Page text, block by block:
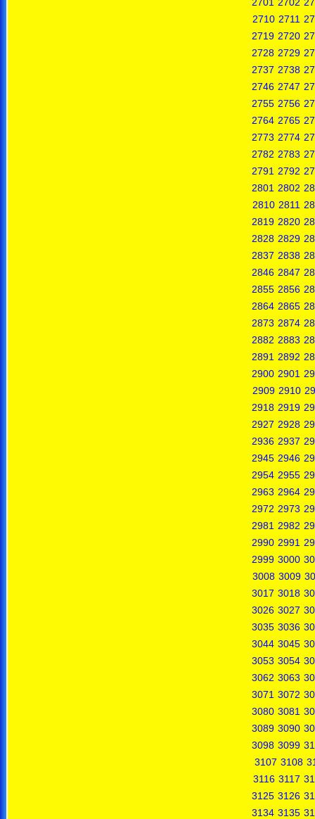
2710 2711
2719 2720
2728 2729
2737 2738
2746 2747
2755 2756
2764 2765
2773 2774
2782 2783
2791 2792
2801 2802
2810 2811
2819 2820
2828 2829
2837 2838
2846 2847
2855 2856
2864 2865
2873 2874
2882 2883
2891 2892
2900 2901
2909 2910
2918 2919
2927 2928
2936 2937
2945 2946
2954 2955
2963 2964
2972 2973
2981 2982
2990 2991
2999 3000
3008 3009
3017 3018
3026 3027
3035 3036
3044 3045
3053 3054
3062 3063
3071 3072
3080 3081
3089 3090
3098 3099
3107 3108
3116 3117
3125 3126
3134 3135